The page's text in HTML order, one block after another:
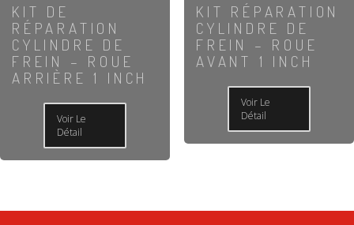
KIT DE
RÉPARATION
CYLINDRE DE
FREIN – ROUE
ARRIÈRE 1 INCH
Voir Le
Détail
KIT RÉPARATION
CYLINDRE DE
FREIN – ROUE
AVANT 1 INCH
Voir Le
Détail